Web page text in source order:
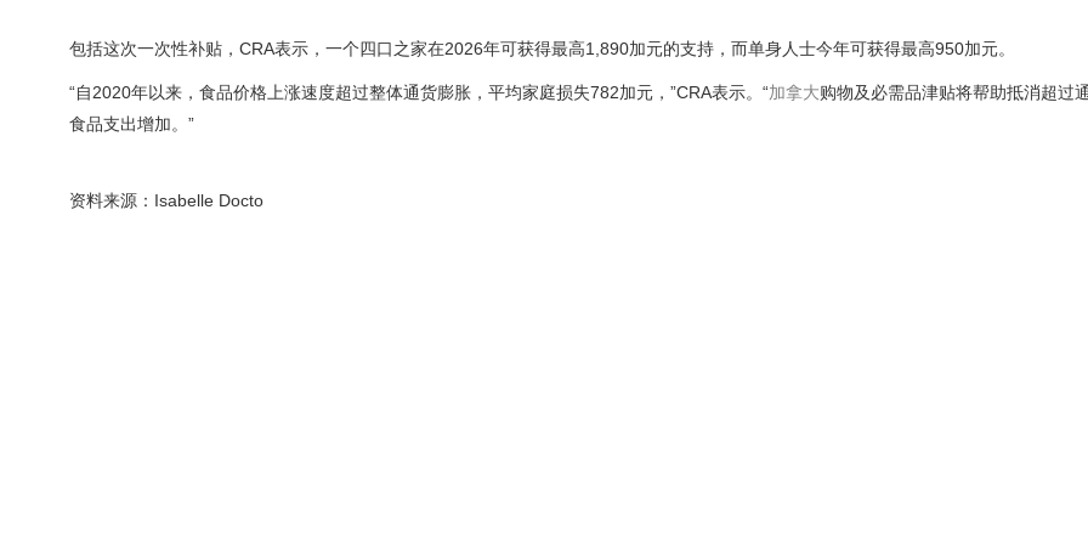
包括这次一次性补贴，CRA表示，一个四口之家在2026年可获得最高1,890加元的支持，而单身人士今年可获得最高950加元。
“自2020年以来，食品价格上涨速度超过整体通货膨胀，平均家庭损失782加元，”CRA表示。“加拿大购物及必需品津贴将帮助抵消超过
食品支出增加。”
资料来源：Isabelle Docto